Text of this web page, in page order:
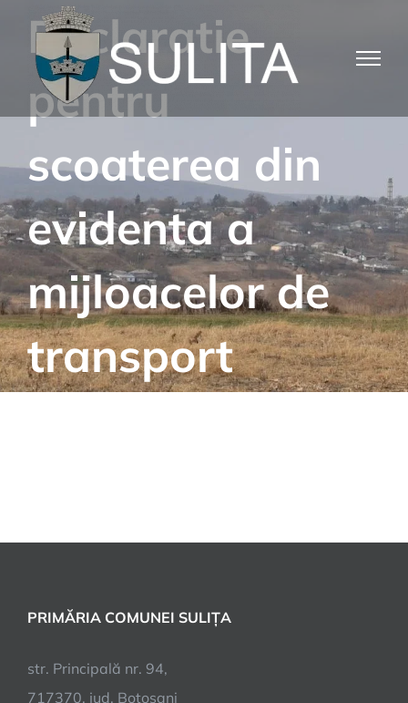
content
Declaratie
pentru
scoaterea din
evidenta a
mijloacelor de
transport
PRIMĂRIA COMUNEI SULIȚA
str. Principală nr. 94,
717370, jud. Botoșani